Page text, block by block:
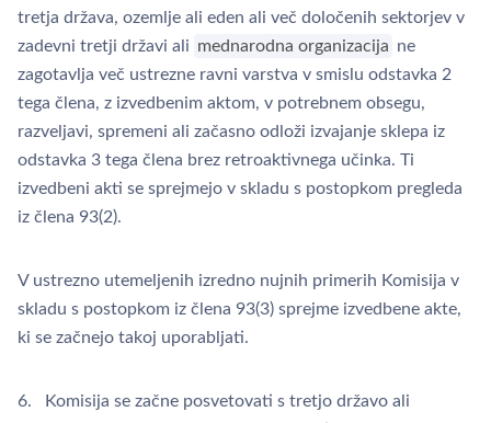
tretja država, ozemlje ali eden ali več določenih sektorjev v
zadevni tretji državi ali mednarodna organizacija ne
zagotavlja več ustrezne ravni varstva v smislu odstavka 2
tega člena, z izvedbenim aktom, v potrebnem obsegu,
razveljavi, spremeni ali začasno odloži izvajanje sklepa iz
odstavka 3 tega člena brez retroaktivnega učinka. Ti
izvedbeni akti se sprejmejo v skladu s postopkom pregleda
iz člena 93(2).
V ustrezno utemeljenih izredno nujnih primerih Komisija v
skladu s postopkom iz člena 93(3) sprejme izvedbene akte,
ki se začnejo takoj uporabljati.
6. Komisija se začne posvetovati s tretjo državo ali